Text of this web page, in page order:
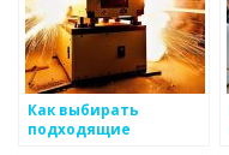
Как выбирать
подходящие